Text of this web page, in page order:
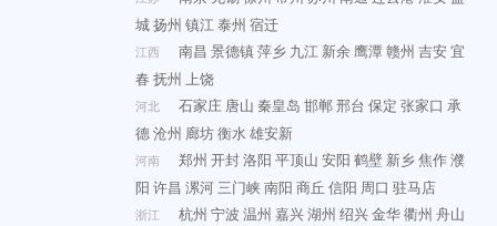
城扬州 镇江泰州 宿迁
江西 南昌 景德镇萍乡 九江 新余鹰潭赣州 吉安宜
春 抚州 上饶
河北 石家庄 唐山 秦皇岛 邯郸邢台 保定 张家口 承
德沧州 廊坊衡水雄安新
河南 郑州 开封洛阳 平顶山 安阳 鹤壁 新乡焦作濮
阳 许昌 漯河三门峡南阳 商丘 信阳 周口 驻马店
浙江 杭州 宁波 温州 嘉兴湖州 绍兴金华衢州 舟山